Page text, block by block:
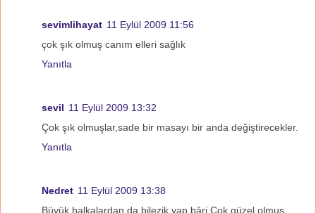
sevimlihayat 11 Eylül 2009 11:56
çok şık olmuş canım elleri sağlık
Yanıtla
sevil 11 Eylül 2009 13:32
Çok şık olmuşlar,sade bir masayı bir anda değiştirecekler.
Yanıtla
Nedret 11 Eylül 2009 13:38
Büyük halkalardan da bilezik yap bâri.Çok güzel olmuş.